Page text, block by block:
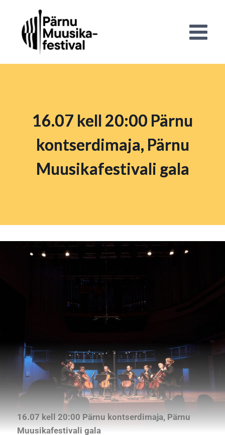
16.07 kell 20:00 Pärnu
kontserdimaja, Pärnu
Muusikafestivali gala
16.07 kell 20:00 Pärnu kontserdimaja, Pärnu
Muusikafestivali gala